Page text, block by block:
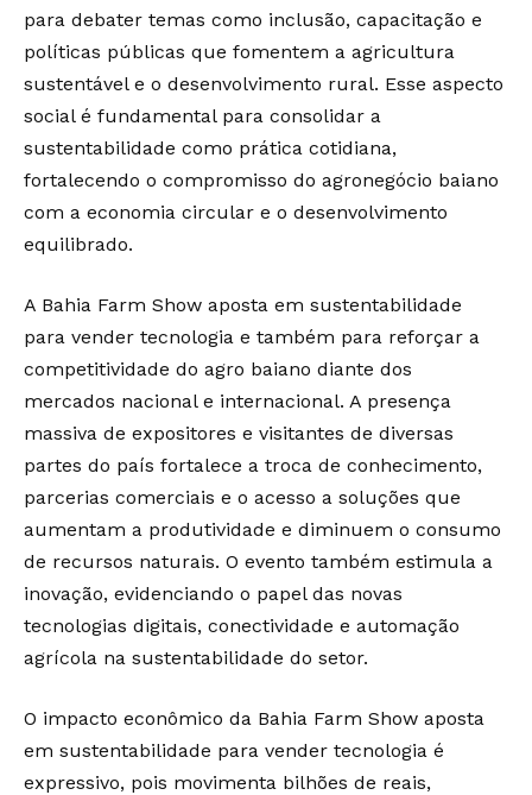
para debater temas como inclusão, capacitação e
políticas públicas que fomentem a agricultura
sustentável e o desenvolvimento rural. Esse aspecto
social é fundamental para consolidar a
sustentabilidade como prática cotidiana,
fortalecendo o compromisso do agronegócio baiano
com a economia circular e o desenvolvimento
equilibrado.
A Bahia Farm Show aposta em sustentabilidade
para vender tecnologia e também para reforçar a
competitividade do agro baiano diante dos
mercados nacional e internacional. A presença
massiva de expositores e visitantes de diversas
partes do país fortalece a troca de conhecimento,
parcerias comerciais e o acesso a soluções que
aumentam a produtividade e diminuem o consumo
de recursos naturais. O evento também estimula a
inovação, evidenciando o papel das novas
tecnologias digitais, conectividade e automação
agrícola na sustentabilidade do setor.
O impacto econômico da Bahia Farm Show aposta
em sustentabilidade para vender tecnologia é
expressivo, pois movimenta bilhões de reais,